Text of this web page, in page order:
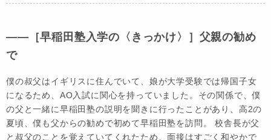
――［早稲田塾入学の〈きっかけ〉］父親の勧め
で
僕の叔父はイギリスに住んでいて、娘が大学受験では帰国子女
になるため、AO入試に関心を持っていました。その関係で、僕
の父と一緒に早稲田塾の説明を聞きに行ったことがあり、高2の
夏頃、僕も父からの勧めで初めて早稲田塾を訪問。 校舎長が父
と叔父のことを覚えていてくれたため、面接はすごく和やかで